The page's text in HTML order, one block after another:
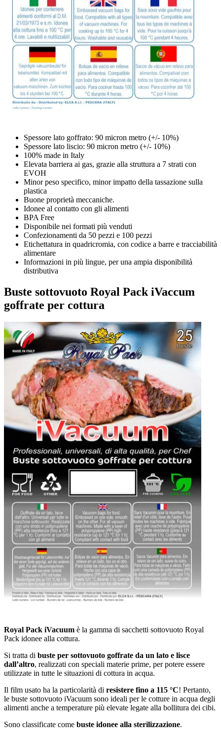
Spessore lato goffrato: 90 micron metro (+/- 10%)
Spessore lato liscio: 90 micron metro (+/- 10%)
100% made in Italy
Elevata barriera ai gas, grazie alla struttura a 7 strati con
EVOH
Minor peso specifico, minor impatto della tassazione sulla
plastica
Buone proprietà meccaniche.
Idonee al contatto con gli alimenti
BPA Free
Disponibile nei formati più venduti
Confezionamenti da 50 pezzi e 100 pezzi
Etichettatura in quadricromia, con codice a barre e tracciabilità
alimentare
Informazioni in più lingue, per una ampia disponibilità
distributiva
Buste sottovuoto Royal Pack iVaccum
goffrate per cottura
Royal Pack iVacuum è la gamma di sacchetti sottovuoto Royal
Pack idonee alla cottura.
Si tratta di buste per sottovuoto goffrate da un lato e lisce
dall’altro, realizzati con speciali materie prime, per potere essere
utilizzate in tutte le situazioni di cottura in acqua.
Il film usato ha la particolarità di resistere fino a 115 °C! Pertanto,
le buste sottovuoto iVacuum sono ideali per le cotture in acqua degli
alimenti anche a temperature più elevate legate alla bollitura dei cibi.
Sono classificate come buste idonee alla sterilizzazione.